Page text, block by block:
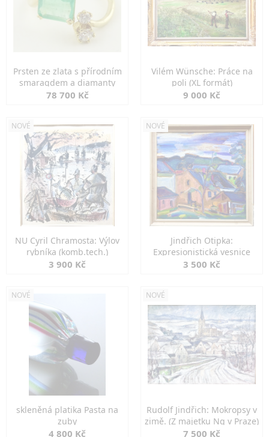
Prsten ze zlata s přírodním
smaragdem a diamanty
78 700 Kč
Vilém Wünsche: Práce na
poli (XL formát)
9 000 Kč
NOVÉ
NU Cyril Chramosta: Výlov
rybníka (komb.tech.)
3 900 Kč
NOVÉ
Jindřich Otipka:
Expresionistická vesnice
3 500 Kč
NOVÉ
skleněná platika Pasta na
zuby
4 800 Kč
NOVÉ
Rudolf Jindřich: Mokropsy v
zimě. (Z majetku Ng v Praze)
7 500 Kč